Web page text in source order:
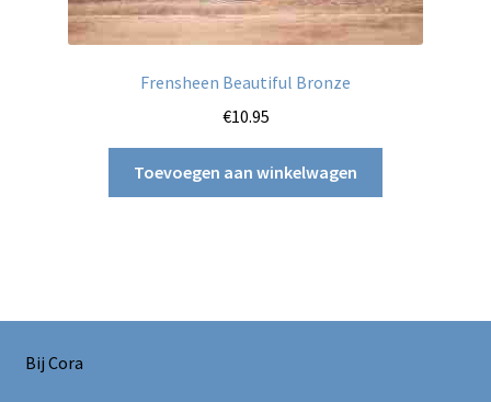
Frensheen Beautiful Bronze
€10.95
Toevoegen aan winkelwagen
Bij Cora